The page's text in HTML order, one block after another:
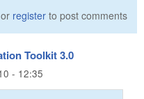
or register to post comments
Toolkit 3.0
- 12:35